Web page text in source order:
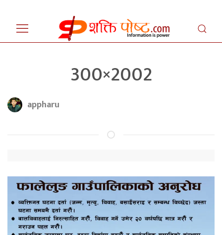
300×2002
appharu